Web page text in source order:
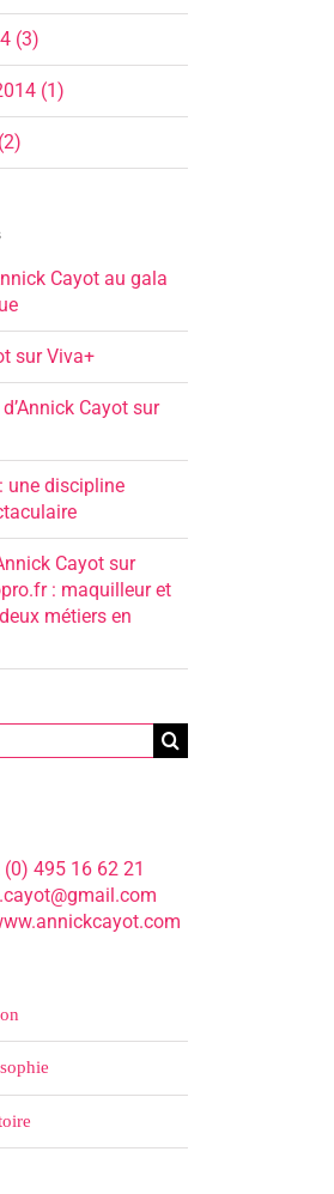
(3)
(1)
Cayot au gala
sur Viva+
Cayot sur
une discipline
Cayot sur
: maquilleur et
métiers en
(0) 495 16 62 21